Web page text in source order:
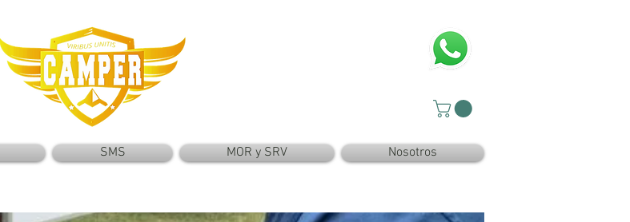
SMS MOR y SRV Nosotros